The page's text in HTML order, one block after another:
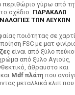
περιθώριο γύρω από
σχέδιο. ΠΑΡΑΚΑΛΩ
ΤΩΝ ΛΕΥΚΩΝ
ποιότητας σε χαρτί
FSC με ματ
είναι από ξύλο
από ξύλο Αγιούς,
άθραυστο και
και Mdf πλάτη που
μεταλλικά κλιπ που